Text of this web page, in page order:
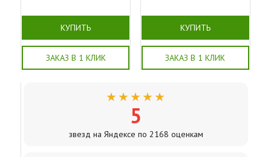
КУПИТЬ
ЗАКАЗ В 1 КЛИК
КУПИТЬ
ЗАКАЗ В 1 КЛИК
★★★★★
5
звезд на Яндексе по 2168 оценкам